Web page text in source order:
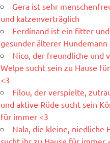
Gera ist sehr
und katzenverträglich
Ferdinand ist ein fitter und
gesunder älterer Hundemann
Nico, der freundliche und
Welpe sucht sein zu Hause
<3
Filou, der verspielte,
und aktive Rüde sucht sein
für immer <3
Nala, die kleine, niedliche